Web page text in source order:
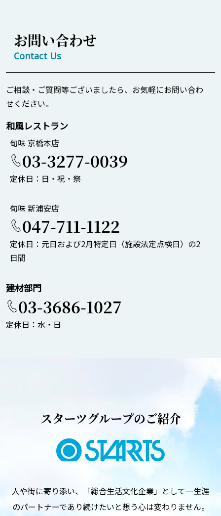
お問い合わせ
Contact Us
ご相談・ご質問等ございましたら、お気軽にお問い合わ
せください。
和風レストラン
旬味 京橋本店
03-3277-0039
定休日：日・祝・祭
旬味 新浦安店
047-711-1122
定休日：元日および2月特定日（施設法定点検日）の2
日間
建材部門
03-3686-1027
定休日：水・日
スターツグループのご紹介
⼈や街に寄り添い、「総合⽣活⽂化企業」として⼀⽣涯
のパートナーであり続けたいと想う⼼は変わりません。